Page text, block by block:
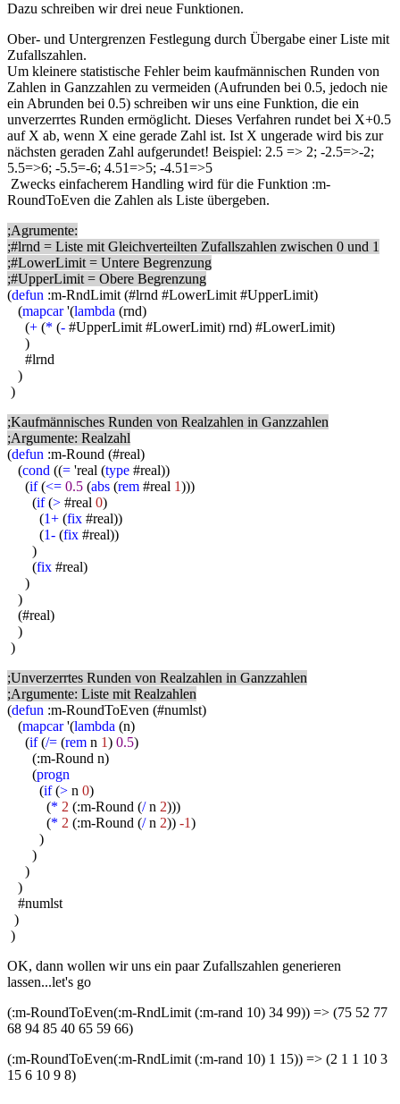
Dazu schreiben wir drei neue Funktionen.
Ober- und Untergrenzen Festlegung durch Übergabe einer Liste mit
Zufallszahlen.
Um kleinere statistische Fehler beim kaufmännischen Runden von
Zahlen in Ganzzahlen zu vermeiden (Aufrunden bei 0.5, jedoch nie
ein Abrunden bei 0.5) schreiben wir uns eine Funktion, die ein
unverzerrtes Runden ermöglicht. Dieses Verfahren rundet bei X+0.5
auf X ab, wenn X eine gerade Zahl ist. Ist X ungerade wird bis zur
nächsten geraden Zahl aufgerundet! Beispiel: 2.5 => 2; -2.5=>-2;
5.5=>6; -5.5=-6; 4.51=>5; -4.51=>5
Zwecks einfacherem Handling wird für die Funktion :m-
RoundToEven die Zahlen als Liste übergeben.
;Agrumente:
;#lrnd = Liste mit Gleichverteilten Zufallszahlen zwischen 0 und 1
;#LowerLimit = Untere Begrenzung
;#UpperLimit = Obere Begrenzung
(defun :m-RndLimit (#lrnd #LowerLimit #UpperLimit)
(mapcar'(lambda (rnd)
(+ (* (- #UpperLimit #LowerLimit) rnd) #LowerLimit)
)
#lrnd
)
)
;Kaufmännisches Runden von Realzahlen in Ganzzahlen
;Argumente: Realzahl
(defun :m-Round (#real)
(cond ((= 'real (type #real))
(if(<= 0.5 (abs (rem #real 1)))
(if(> #real 0)
(1+ (fix #real))
(1- (fix #real))
)
(fix #real)
)
)
(#real)
)
)
;Unverzerrtes Runden von Realzahlen in Ganzzahlen
;Argumente: Liste mit Realzahlen
(defun :m-RoundToEven (#numlst)
(mapcar'(lambda (n)
(if(/= (rem n 1) 0.5)
(:m-Round n)
(progn
(if(> n 0)
(* 2 (:m-Round (/n 2)))
(* 2 (:m-Round (/n 2)) -1)
)
)
)
)
#numlst
)
)
OK, dann wollen wir uns ein paar Zufallszahlen generieren
lassen...let's go
(:m-RoundToEven(:m-RndLimit (:m-rand 10) 34 99)) => (75 52 77
68 94 85 40 65 59 66)
(:m-RoundToEven(:m-RndLimit (:m-rand 10) 1 15)) => (2 1 1 10 3
15 6 10 9 8)